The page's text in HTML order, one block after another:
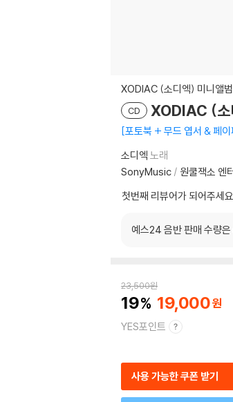
XODIAC (소디엑) 미니앨
CD XODIAC (
포토북 + 무드 엽서 & 페
소디엑 노래
SonyMusic / 원쿨잭소 엔
첫번째 리뷰어가 되어주세요
예스24 음반 판매 수량은
23,500원
19 19,000
YES포인트
사용 가능한 쿠폰 받기